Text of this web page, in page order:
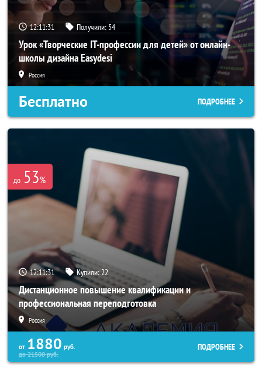
12:11:29 Получили: 54
Урок «Творческие IT-профессии для детей» от онлайн-
школы дизайна Easydesi
Россия
Бесплатно ПОДРОБНЕЕ
до 53%
12:11:29 Купили:22
Дистанционное повышение квалификации и
профессиональная переподготовка
Россия
от 1880 руб.
до21500руб.
ПОДРОБНЕЕ